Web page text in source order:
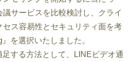
サービスを比較検討し、クライ
ス容易性とセキュリティ面を考
を選択いたしました。
足する方法として、LINEビデオ通